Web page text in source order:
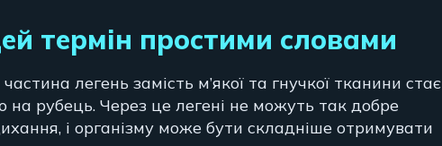
термін простими словами
легень замість м’якої та гнучкої тканини стає
рубець. Через це легені не можуть так добре
і організму може бути складніше отримувати